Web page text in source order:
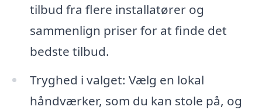
tilbud fra flere installatører og
sammenlign priser for at finde det
bedste tilbud.
Tryghed i valget: Vælg en lokal
håndværker, som du kan stole på, og